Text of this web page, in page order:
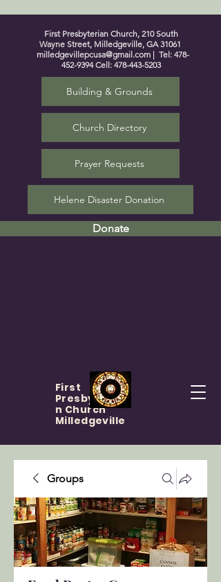
First Presbyterian Church, 210 South
Wayne Street, Milledgeville, GA 31061
milledgevillepcusa@gmail.com | Tel: 478-
452-9394Cell: 478-443-5203
Building & Grounds
Church Directory
Prayer Requests
Helene Disaster Donation
Donate
First
Presbyteria
n Church
Milledgeville
Groups